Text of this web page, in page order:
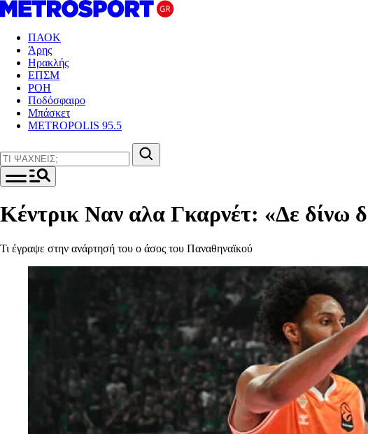
ΠΑΟΚ
Άρης
Ηρακλής
ΕΠΣΜ
ΡΟΗ
Ποδόσφαιρο
Μπάσκετ
METROPOLIS 95.5
Κέντρικ Ναν αλα Γκαρνέτ: «Δε δίνω
Τι έγραψε στην ανάρτησή του ο άσος του Παναθηναϊκού